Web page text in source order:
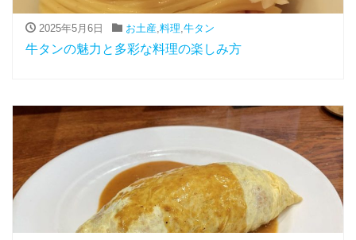
2025年5月6日 お土産,料理,牛タン
牛タンの魅力と多彩な料理の楽しみ方